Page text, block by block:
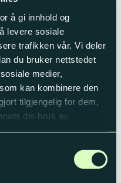
å gi innhold og
levere sosiale
trafikken vår. Vi deler
du bruker nettstedet
medier,
kan kombinere den
tilgjengelig for dem,
din bruk av
og bakover
stoppknapp integrert